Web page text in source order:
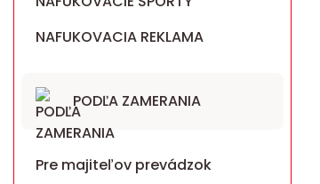
NAFUKOVACIA REKLAMA
PODĽA ZAMERANIA
Pre majiteľov prevádzok